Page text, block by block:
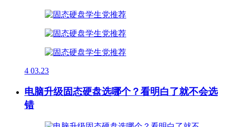
4 03.23
电脑升级固态硬盘选哪个？看明白了就不会选
错